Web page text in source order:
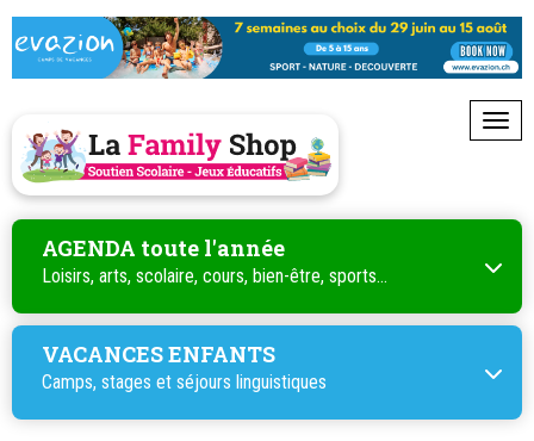
AGENDA toute l'année
Loisirs, arts, scolaire, cours, bien-être, sports...
VACANCES ENFANTS
Camps, stages et séjours linguistiques